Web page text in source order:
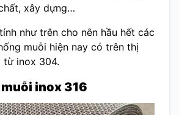
xây dựng…
như trên cho nên hầu hết các
muỗi hiện nay có trên thị
từ inox 304.
inox 316